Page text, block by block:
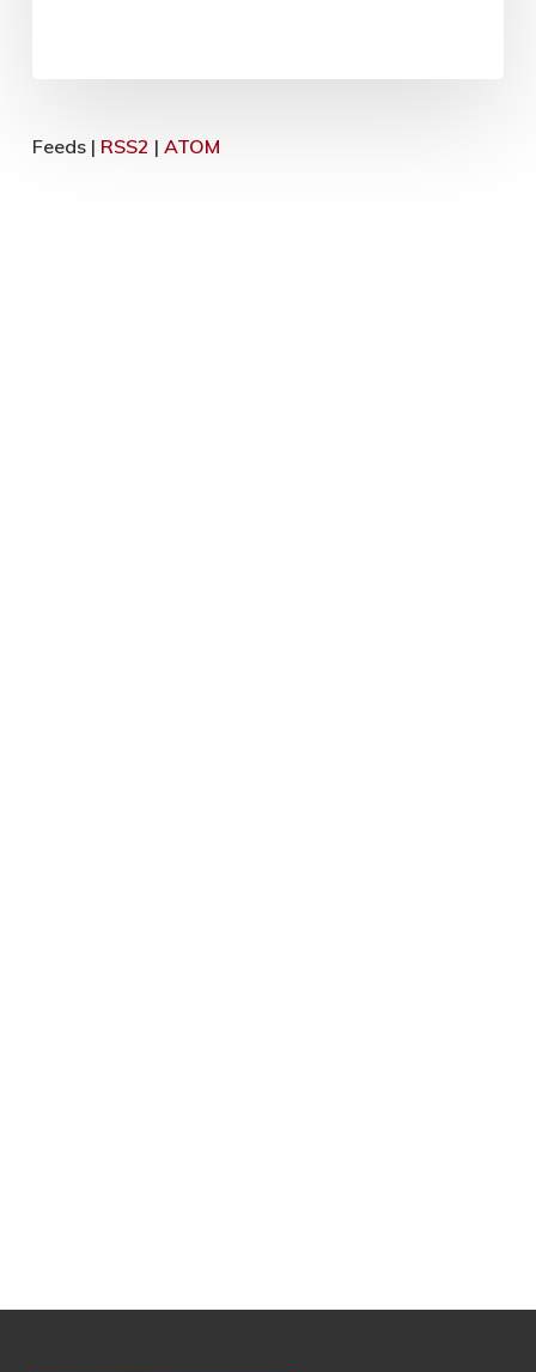
Feeds | RSS2 | ATOM